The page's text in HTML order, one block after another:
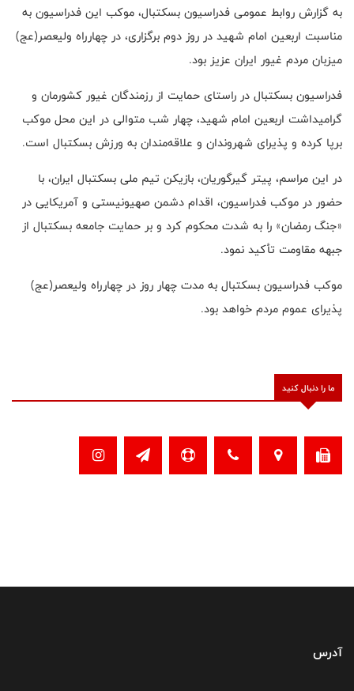
به گزارش روابط عمومی فدراسیون بسکتبال، موکب این فدراسیون به
مناسبت اربعین امام شهید در روز دوم برگزاری، در چهارراه ولیعصر(عج)
میزبان مردم غیور ایران عزیز بود.
فدراسیون بسکتبال در راستای حمایت از رزمندگان غیور کشورمان و
گرامیداشت اربعین امام شهید، چهار شب متوالی در این محل موکب
برپا کرده و پذیرای شهروندان و علاقه‌مندان به ورزش بسکتبال است.
در این مراسم، پیتر گیرگوریان، بازیکن تیم ملی بسکتبال ایران، با
حضور در موکب فدراسیون، اقدام دشمن صهیونیستی و آمریکایی در
«جنگ رمضان» را به شدت محکوم کرد و بر حمایت جامعه بسکتبال از
جبهه مقاومت تأکید نمود.
موکب فدراسیون بسکتبال به مدت چهار روز در چهارراه ولیعصر(عج)
پذیرای عموم مردم خواهد بود.
ما را دنبال کنید
آدرس